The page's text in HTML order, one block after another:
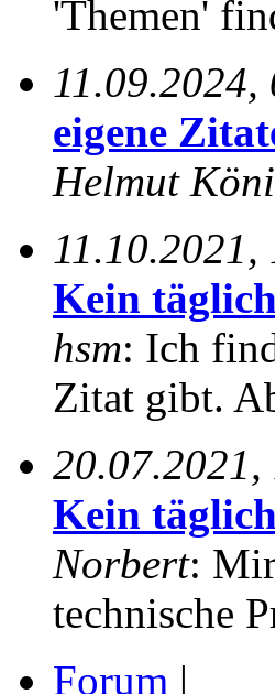
'Themen'
eigene
Helmut
Kein
hsm: Ich
Zitat gibt.
Kein
Norbert:
technische
Forum |